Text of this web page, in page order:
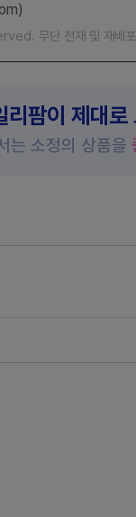
무단 전재 및 재배포
리팜이 제대로
는 소정의 상품을